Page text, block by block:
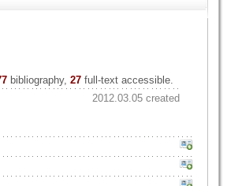
bibliography, 27full-text accessible.
2012.03.05 created